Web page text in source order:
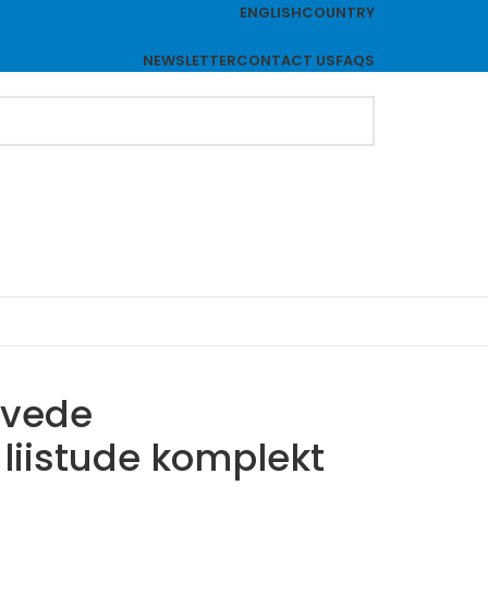
ENGLISHCOUNTRY
NEWSLETTERCONTACT USFAQS
komplekt